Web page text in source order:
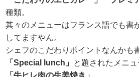
種類。
其々のメニューはフランス語でも書
してますやん。
シェフのこだわりポイントなんかも
「Special lunch」
と題されたメニ
「牛ヒレ肉の生姜焼き」